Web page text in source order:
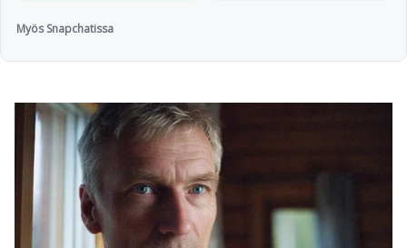
Myös Snapchatissa